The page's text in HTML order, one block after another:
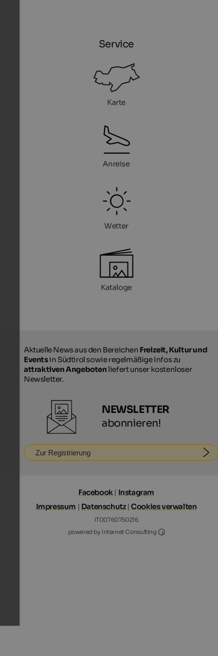
Service
Karte
Anreise
Wetter
Kataloge
Aktuelle News aus den Bereichen Freizeit, Kultur und
Eventsin Südtirol sowie regelmäßige Infos zu
attraktiven Angebotenliefert unser kostenloser
Newsletter.
NEWSLETTER
abonnieren!
Zur Registrierung
Facebook| Instagram
Impressum | Datenschutz|Cookies verwalten
IT00760750216
powered by Internet Consulting
Internet